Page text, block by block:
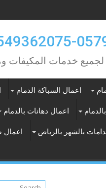
لجميع خدمات
اعمال السباكة الدمام
اعمال دهانات بالدمام
بالشهر بالرياض اعمال